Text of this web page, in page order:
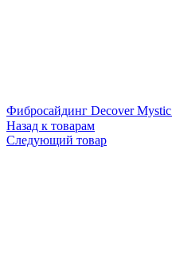
Фибросайдинг Decover Mystic
Назад к товарам
Следующий товар